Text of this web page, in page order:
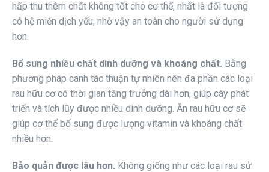
hấp thu thêm chất không tốt cho cơ thể, nhất là đối tượng
có hệ miễn dịch yếu, nhờ vậy an toàn cho người sử dụng
hơn.
Bổ sung nhiều chất dinh dưỡng và khoáng chất. Bằng
phương pháp canh tác thuận tự nhiên nên đa phần các loại
rau hữu cơ có thời gian tăng trưởng dài hơn, giúp cây phát
triển và tích lũy được nhiều dinh dưỡng. Ăn rau hữu cơ sẽ
giúp cơ thể bổ sung được lượng vitamin và khoáng chất
nhiều hơn.
Bảo quản được lâu hơn. Không giống như các loại rau sử